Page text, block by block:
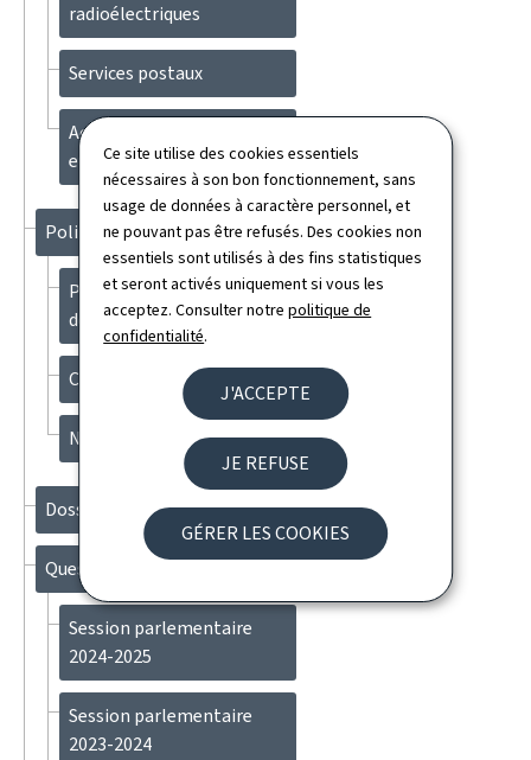
Ce site utilise des cookies essentiels
nécessaires à son bon fonctionnement, sans
usage de données à caractère personnel, et
ne pouvant pas être refusés. Des cookies non
essentiels sont utilisés à des fins statistiques
et seront activés uniquement si vous les
acceptez. Consulter notrepolitique de
confidentialité.
J'ACCEPTE
JE REFUSE
GÉRER LES COOKIES
radioélectriques
Services postaux
Activités au niveau
européen et international
Politique numérique
Politique et protection
des données
Compétences numériques
Nouvelles technologies
Dossiers
Questions parlementaires
Session parlementaire
2024-2025
Session parlementaire
2023-2024